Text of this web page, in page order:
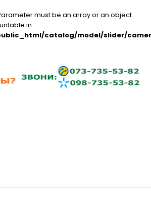
must be an array or an object
in
catalog/model/slider/